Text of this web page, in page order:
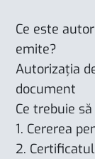
Ce este
emite?
Autorizația
document
Ce trebuie
1. Cererea
2.